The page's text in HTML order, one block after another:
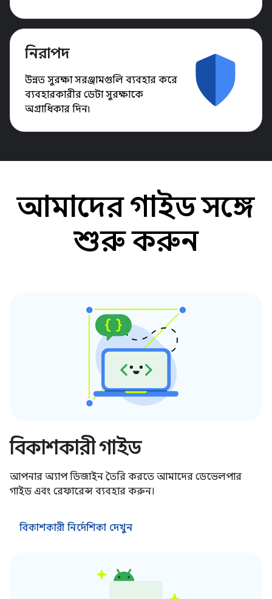
নিরাপদ
উন্নত সুরক্ষা সরঞ্জামগুলি ব্যবহার করে
ব্যবহারকারীর ডেটা সুরক্ষাকে
অগ্রাধিকার দিন৷
আমাদের গাইড সঙ্গে
শুরু করুন
বিকাশকারী গাইড
আপনার অ্যাপ ডিজাইন তৈরি করতে আমাদের ডেভেলপার
গাইড এবং রেফারেন্স ব্যবহার করুন।
বিকাশকারী নির্দেশিকা দেখুন